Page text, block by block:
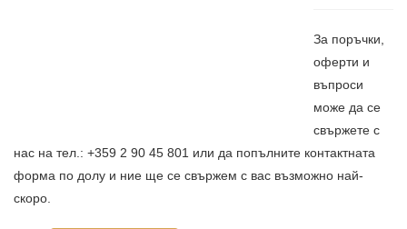
За поръчки,
оферти и
въпроси
може да се
свържете с
нас на тел.: +359 2 90 45 801 или да попълните контактната
форма по долу и ние ще се свържем с вас възможно най-
скоро.